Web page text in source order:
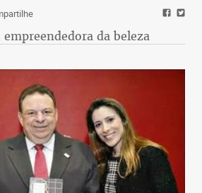
da beleza